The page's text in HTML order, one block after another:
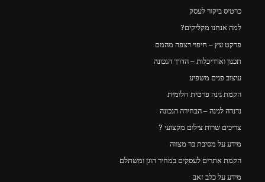
כרטיס ביקור לעסק
למה אנחנו מקליקים?
פרקט עץ – חיפוי רצפה מהמם
תכנון ואדריכלות – הדרך הנכונה
עיצוב פנים משפיע
הקמת גינה פרטית חלומית
נדנדה לגינה – הבחירה הנכונה
צריכים שרות צילום מקצועי ?
מידע על מסיבת בר מצווה
הקמת אתרים לעסקים במחיר הוגן ומשתלם
מידע על כלב זאב